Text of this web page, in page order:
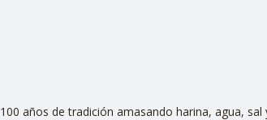
100 años de tradición amasando harina, agua,